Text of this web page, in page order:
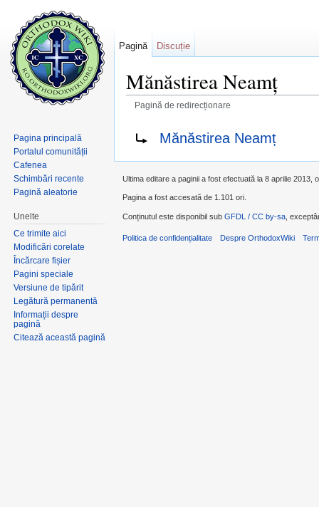
Mănăstirea Neamţ
Pagină de redirecționare
Redirecționare către:
Mănăstirea Neamț
Pagină Discuție
Pagina principală
Portalul comunității
Cafenea
Schimbări recente
Pagină aleatorie
Unelte
Ce trimite aici
Modificări corelate
Încărcare fișier
Pagini speciale
Versiune de tipărit
Legătură permanentă
Informații despre
pagină
Citează această pagină
Ultima editare a paginii a fost efectuată la 8 aprilie 2013,
Pagina a fost accesată de 1.101 ori.
Conținutul este disponibil sub GFDL / CC by-sa ,
Politica de confidențialitate Despre OrthodoxWiki